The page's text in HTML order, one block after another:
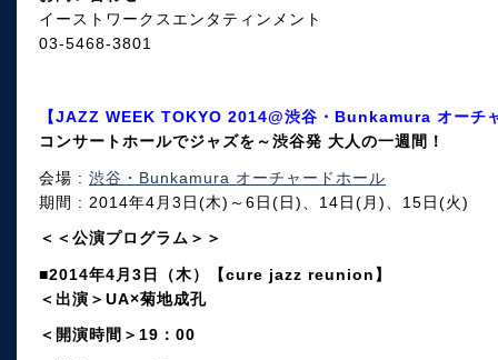
イーストワークスエンタティンメント
03-5468-3801
【JAZZ WEEK TOKYO 2014@渋谷・Bunkamura オーチ
コンサートホールでジャズを～渋谷発 大人の一週間！
会場 : 渋谷・Bunkamura オーチャードホール
期間 : 2014年4月3日(木)～6日(日)、14日(月)、15日(火)
＜＜公演プログラム＞＞
■2014年4月3日（木）【cure jazz reunion】
＜出演＞UA×菊地成孔
＜開演時間＞19：00